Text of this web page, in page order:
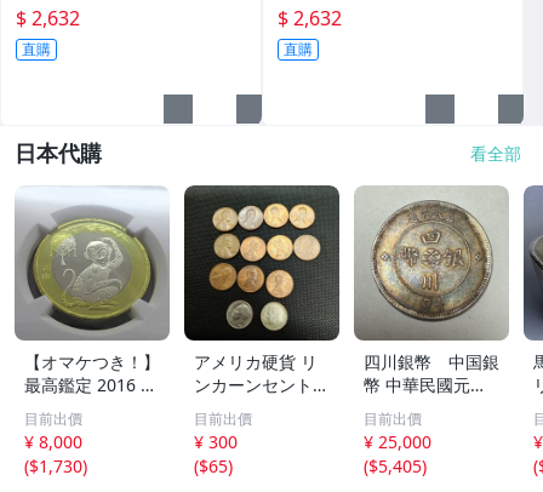
$ 2,632
直購
$ 2,632
直購
日本代購 看全部
【オマケつき！】
最高鑑定 2016 中
国 10元 申年 猿
バイメタル NGC
MS69PL プルーフ
ライク 初期発行
目前出價
¥ 8,000
($1,730)
アメリカ硬貨 リ
ンカーンセント
他13枚セット 外
国コイン 古銭 コ
レクション
目前出價
¥ 300
($65)
四川銀幣 中国銀
幣 中華民國元年
軍政府造 壹圓 古
銭 銀貨 アンティ
ーク
目前出價
¥ 25,000
($5,405)
(